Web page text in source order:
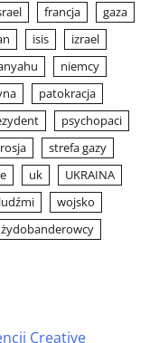
francja
gaza
isis
izrael
niemcy
patokracja
psychopaci
rosja
strefa gazy
uk
UKRAINA
wojsko
żydobanderowcy
Creative